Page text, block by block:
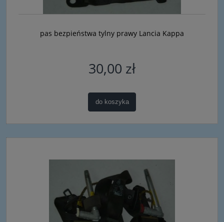
pas bezpieństwa tylny prawy Lancia Kappa
30,00 zł
do koszyka